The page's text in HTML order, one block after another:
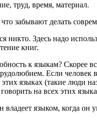
труд, время, материал.
что забывают делать
никто. Здесь надо
книг.
к языкам? Скорее
Если человек
языках (такие люди
на всех этих
владеет языком, когда